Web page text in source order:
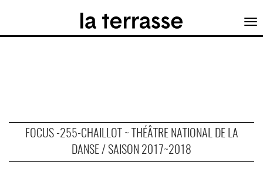
FOCUS -255-CHAILLOT ~ THÉÂTRE NATIONAL DE LA
DANSE / SAISON 2017~2018